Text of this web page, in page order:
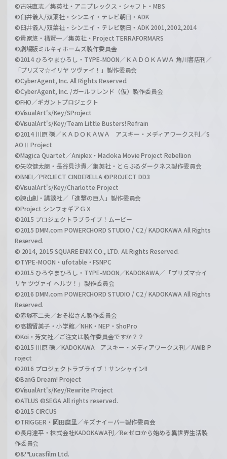
©古味直志／集英社・アニプレックス・シャフト・MBS
©臼井儀人/双葉社・シンエイ・テレビ朝日・ADK
©臼井儀人/双葉社・シンエイ・テレビ朝日・ADK 2001,2002,2014
©貴家悠・橘賢一／集英社・Project TERRAFORMARS
©劇場版ミルキィホームズ製作委員会
©2014 ひろやまひろし・TYPE-MOON／ＫＡＤＯＫＡＷＡ 角川書店刊／
「プリズマ☆イリヤ ツヴァイ！」製作委員会
©CyberAgent, Inc. All Rights Reserved.
©CyberAgent, Inc. /ガールフレンド（仮）製作委員会
©FHO／ギガントプロジェクト
©VisualArt's/Key/SProject
©VisualArt's/Key/Team Little Busters! Refrain
©2014 川原 礫／ＫＡＤＯＫＡＷＡ アスキー・メディアワークス刊／S
AOⅡ Project
©Magica Quartet／Aniplex・Madoka Movie Project Rebellion
©矢吹健太朗・長谷見沙貴／集英社・とらぶるダークネス製作委員会
©BNEI／PROJECT CINDERELLA ©PROJECT DD3
©VisualArt's/Key/Charlotte Project
©諫山創・講談社／「進撃の巨人」製作委員会
©Project シンフォギアＧＸ
©2015 プロジェクトラブライブ！ムービー
©2015 DMM.com POWERCHORD STUDIO / C2 / KADOKAWA All Rights
Reserved.
© 2014, 2015 SQUARE ENIX CO., LTD. All Rights Reserved.
©TYPE-MOON・ufotable・FSNPC
©2015 ひろやまひろし・TYPE-MOON／KADOKAWA／「プリズマ☆イ
リヤ ツヴァイ ヘルツ！」製作委員会
©2016 DMM.com POWERCHORD STUDIO / C2 / KADOKAWA All Rights
Reserved.
©赤塚不二夫／おそ松さん製作委員会
©高橋留美子・小学館／NHK・NEP・ShoPro
©Koi・芳文社／ご注文は製作委員会ですか？？
©2015 川原 礫／KADOKAWA アスキー・メディアワークス刊／AWIB P
roject
©2016 プロジェクトラブライブ！サンシャイン!!
©BanG Dream! Project
©VisualArt's/Key/Rewrite Project
©ATLUS ©SEGA All rights reserved.
©2015 CIRCUS
©TRIGGER・岡田麿里／キズナイーバー製作委員会
©長月達平・株式会社KADOKAWA刊／Re:ゼロから始める異世界生活製
作委員会
©&™Lucasfilm Ltd.